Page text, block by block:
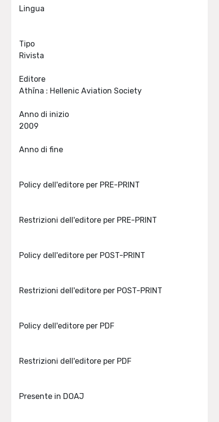
Lingua
Tipo
Rivista
Editore
Anno di inizio
Anno di fine
Policy dell'editore per PRE-PRINT
Restrizioni dell'editore per PRE-PRINT
Policy dell'editore per POST-PRINT
Restrizioni dell'editore per POST-PRINT
Policy dell'editore per PDF
Restrizioni dell'editore per PDF
Presente in DOAJ